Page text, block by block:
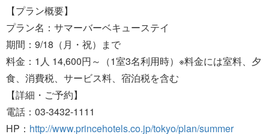
【プラン概要】
プラン名：サマーバーベキューステイ
期間：9/18（月・祝）まで
料金：1人 14,600円～（1室3名利用時）※料金には室料、夕
食、消費税、サービス料、宿泊税を含む
【詳細・ご予約】
電話：03-3432-1111
HP： http://www.princehotels.co.jp/tokyo/plan/summer